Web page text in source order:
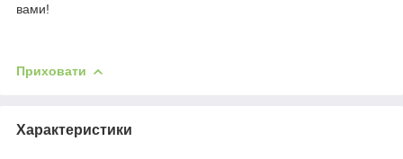
вами!
Приховати
Характеристики